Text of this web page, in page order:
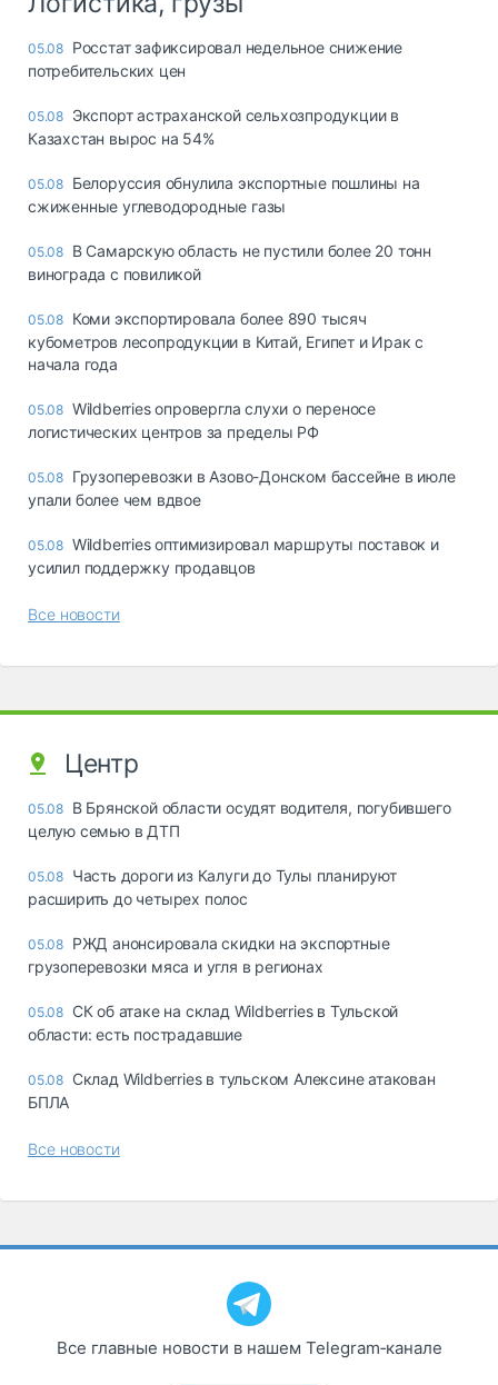
05.08 Росстат зафиксировал недельное снижение
потребительских цен
05.08 Экспорт астраханской сельхозпродукции в
Казахстан вырос на 54%
05.08 Белоруссия обнулила экспортные пошлины на
сжиженные углеводородные газы
05.08 В Самарскую область не пустили более 20 тонн
винограда с повиликой
05.08 Коми экспортировала более 890 тысяч
кубометров лесопродукции в Китай, Египет и Ирак с
начала года
05.08 Wildberries опровергла слухи о переносе
логистических центров за пределы РФ
05.08 Грузоперевозки в Азово-Донском бассейне в июле
упали более чем вдвое
05.08 Wildberries оптимизировал маршруты поставок и
усилил поддержку продавцов
Все новости
Центр
05.08 В Брянской области осудят водителя, погубившего
целую семью в ДТП
05.08 Часть дороги из Калуги до Тулы планируют
расширить до четырех полос
05.08 РЖД анонсировала скидки на экспортные
грузоперевозки мяса и угля в регионах
05.08 СК об атаке на склад Wildberries в Тульской
области: есть пострадавшие
05.08 Склад Wildberries в тульском Алексине атакован
БПЛА
Все новости
Все главные новости в нашем Telegram‑канале